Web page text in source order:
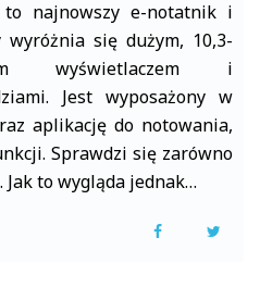
to najnowszy e-notatnik i
się dużym, 10,3-
wyświetlaczem i
Jest wyposażony w
aplikację do notowania,
Sprawdzi się zarówno
to wygląda jednak…
F